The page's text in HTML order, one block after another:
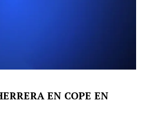
EN COPE EN